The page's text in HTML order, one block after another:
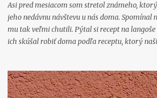
Asi pred mesiacom som stretol známeho,
jeho nedávnu návštevu u nás doma. Spomínal
mu tak veľmi chutili. Pýtal si recept na langoše
ich skúšal robiť doma podľa receptu, ktorý
robím od oka. Pred dvoma týždňami mi hovorí
spravíme zase langoše. A tak sme začali. Ja